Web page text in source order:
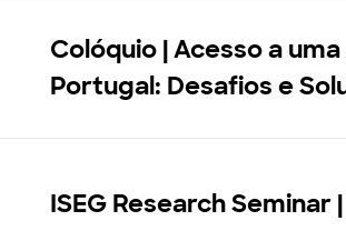
Colóquio | Acesso a
Portugal: Desafios e
ISEG Research Seminar